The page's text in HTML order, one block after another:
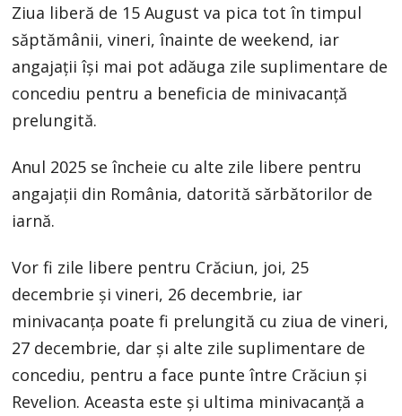
Ziua liberă de 15 August va pica tot în timpul
săptămânii, vineri, înainte de weekend, iar
angajații își mai pot adăuga zile suplimentare de
concediu pentru a beneficia de minivacanță
prelungită.
Anul 2025 se încheie cu alte zile libere pentru
angajații din România, datorită sărbătorilor de
iarnă.
Vor fi zile libere pentru Crăciun, joi, 25
decembrie și vineri, 26 decembrie, iar
minivacanța poate fi prelungită cu ziua de vineri,
27 decembrie, dar și alte zile suplimentare de
concediu, pentru a face punte între Crăciun și
Revelion. Aceasta este și ultima minivacanță a